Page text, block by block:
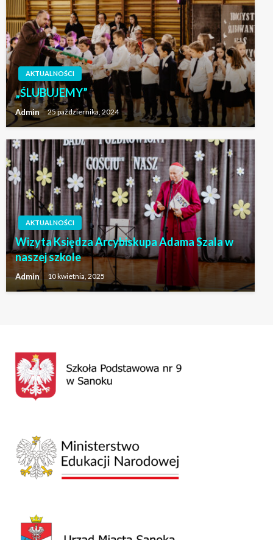
AKTUALNOŚCI
„ŚLUBUJEMY”
Admin 25 października, 2024
AKTUALNOŚCI
Wizyta Księdza Arcybiskupa Adama Szala w
naszej szkole
Admin 10 kwietnia, 2025